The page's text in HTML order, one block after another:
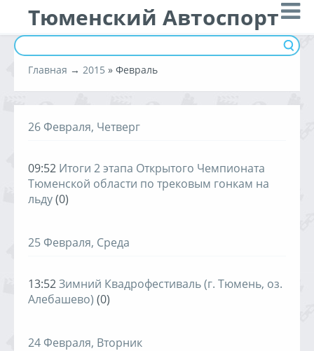
Тюменский Автоспорт
Главная → 2015 » Февраль
26 Февраля, Четверг
09:52 Итоги 2 этапа Открытого Чемпионата
Тюменской области по трековым гонкам на
льду(0)
25 Февраля, Среда
13:52Зимний Квадрофестиваль (г. Тюмень, оз.
Алебашево) (0)
24 Февраля, Вторник